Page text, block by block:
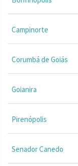
Campinorte
Corumbá de Goiás
Goianira
Pirenópolis
Senador Canedo